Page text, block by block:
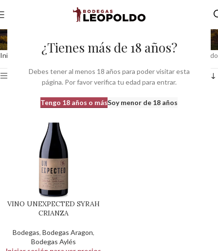
¿Tienes más de 18 años?
Debes tener al menos 18 años para poder visitar esta
página. Por favor verifica tu edad para entrar.
Tengo 18 años o másSoy menor de 18 años
finca aylés
Inicio Productos etiquetados “finca aylés” Mostrando el único resultado
Ver barra lateral
VINO UNEXPECTED SYRAH
CRIANZA
Bodegas, Bodegas Aragon,
Bodegas Aylés